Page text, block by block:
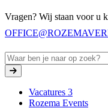
Vragen? Wij staan voor u
Vacatures 3
Rozema Events